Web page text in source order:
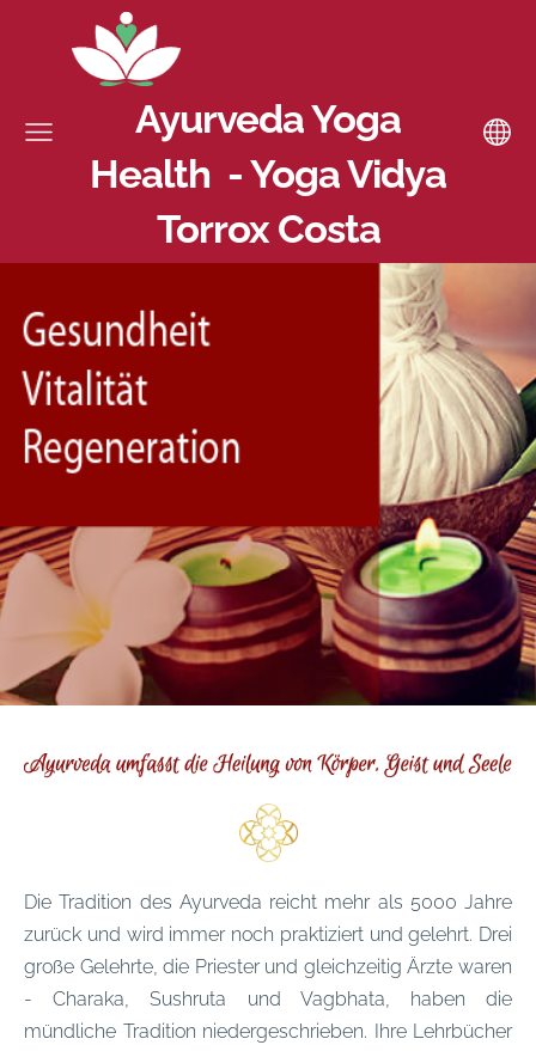
Ayurveda Yoga
Health - Yoga Vidya
Torrox Costa
Die Tradition des Ayurveda reicht mehr als 5000 Jahre
zurück und wird immer noch praktiziert und gelehrt. Drei
große Gelehrte, die Priester und gleichzeitig Ärzte waren
- Charaka, Sushruta und Vagbhata, haben die
mündliche Tradition niedergeschrieben. Ihre Lehrbücher